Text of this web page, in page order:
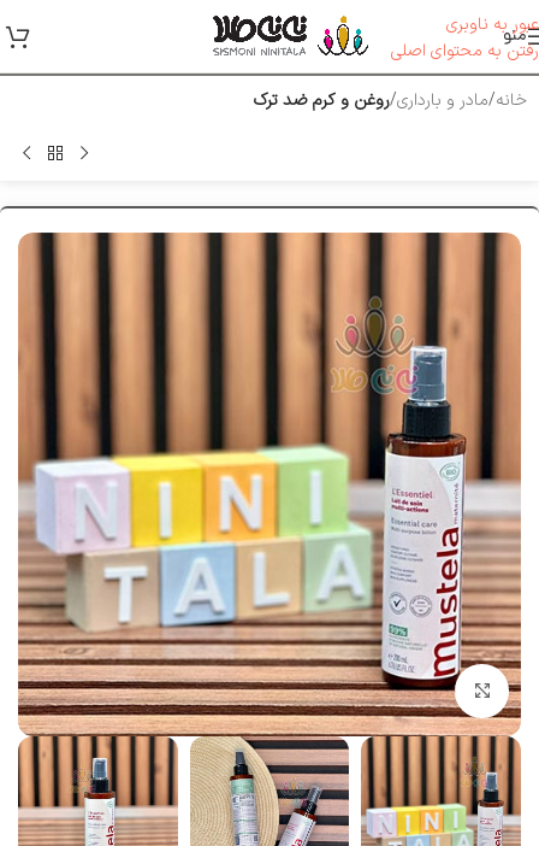
عبور به ناوبری
رفتن به محتوای اصلی
منو
خانه مادر و بارداری روغن و کرم ضد ترک
بزرگنمایی تصویر